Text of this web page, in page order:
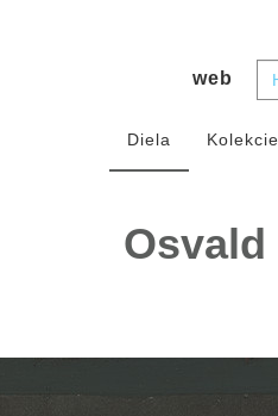
web
Diela Kolekcie